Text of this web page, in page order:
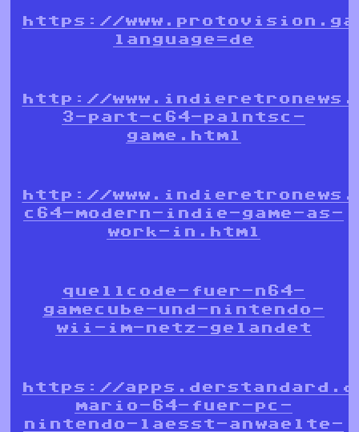
https://
language=de
http://
3-part-c64-palntsc-
game.html
http://
c64-modern-indie-game-as-
work-in.html
quellcode-fuer-n64-
gamecube-und-nintendo-
wii-im-netz-gelandet
https://
mario-64-fuer-pc-
nintendo-laesst-anwaelte-